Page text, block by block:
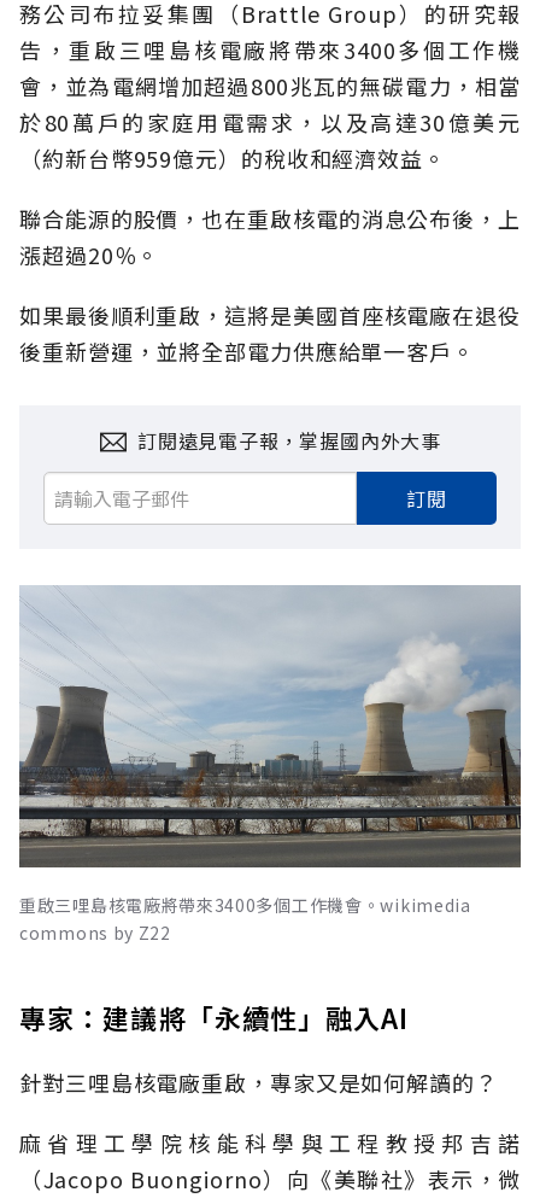
務公司布拉妥集團（Brattle Group）的研究報
告，重啟三哩島核電廠將帶來3400多個工作機
會，並為電網增加超過800兆瓦的無碳電力，相當
於80萬戶的家庭用電需求，以及高達30億美元
（約新台幣959億元）的稅收和經濟效益。
聯合能源的股價，也在重啟核電的消息公布後，上
漲超過20％。
如果最後順利重啟，這將是美國首座核電廠在退役
後重新營運，並將全部電力供應給單一客戶。
訂閱遠見電子報，掌握國內外大事
訂閱
重啟三哩島核電廠將帶來3400多個工作機會。wikimedia
commons by Z22
專家：建議將「永續性」融入AI
針對三哩島核電廠重啟，專家又是如何解讀的？
麻省理工學院核能科學與工程教授邦吉諾
（Jacopo Buongiorno）向《美聯社》表示，微